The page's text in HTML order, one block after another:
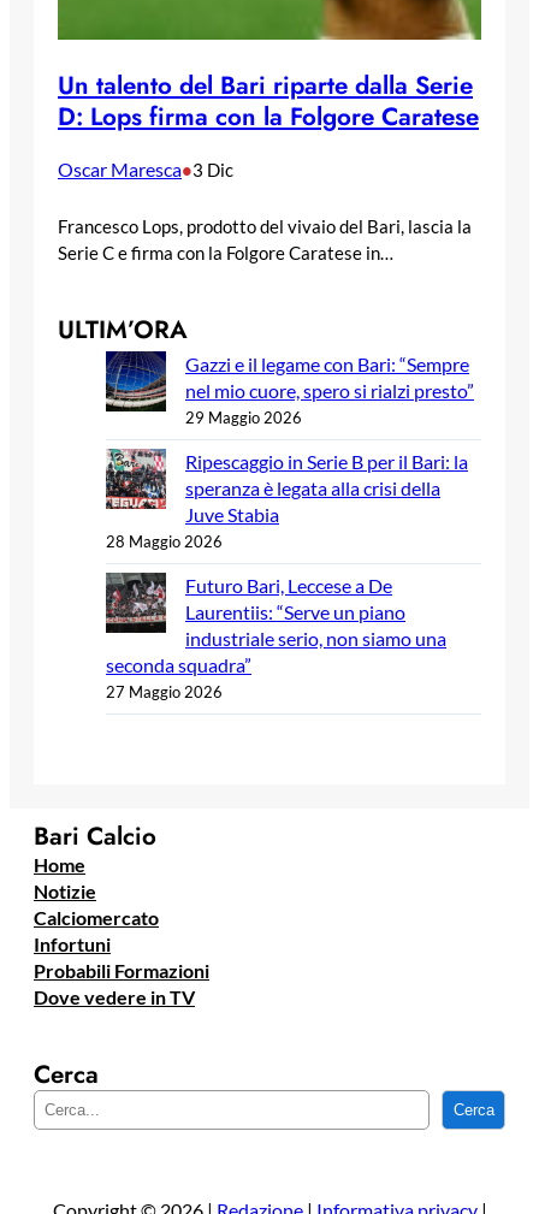
Un talento del Bari riparte dalla Serie
D: Lops firma con la Folgore Caratese
Oscar Maresca•3 Dic
Francesco Lops, prodotto del vivaio del Bari, lascia la
Serie C e firma con la Folgore Caratese in…
ULTIM’ORA
Gazzi e il legame con Bari: “Sempre
nel mio cuore, spero si rialzi presto”
29 Maggio 2026
Ripescaggio in Serie B per il Bari: la
speranza è legata alla crisi della
Juve Stabia
28 Maggio 2026
Futuro Bari, Leccese a De
Laurentiis: “Serve un piano
industriale serio, non siamo una
seconda squadra”
27 Maggio 2026
Bari Calcio
Home
Notizie
Calciomercato
Infortuni
Probabili Formazioni
Dove vedere in TV
Cerca
e
a
Cerca